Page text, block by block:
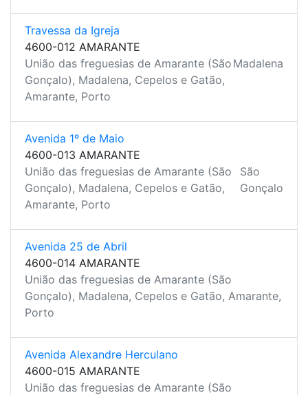
Travessa da Igreja
4600-012 AMARANTE
União das freguesias de Amarante (São
Gonçalo), Madalena, Cepelos e Gatão,
Amarante, Porto
Madalena
Avenida 1º de Maio
4600-013 AMARANTE
União das freguesias de Amarante (São
Gonçalo), Madalena, Cepelos e Gatão,
Amarante, Porto
São
Gonçalo
Avenida 25 de Abril
4600-014 AMARANTE
União das freguesias de Amarante (São
Gonçalo), Madalena, Cepelos e Gatão, Amarante,
Porto
Avenida Alexandre Herculano
4600-015 AMARANTE
União das freguesias de Amarante (São